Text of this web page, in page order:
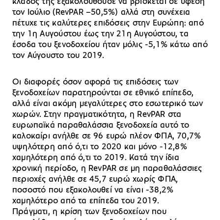
τον Ιούλιο (RevPAR –50,5%) αλλά στη συνέχεια
πέτυχε τις καλύτερες επιδόσεις στην Ευρώπη: από
την 1η Αυγούστου έως την 21η Αυγούστου, τα
έσοδα του ξενοδοχείου ήταν μόλις -5,1% κάτω από
τον Αύγουστο του 2019.
Οι διαφορές όσον αφορά τις επιδόσεις των
ξενοδοχείων παρατηρούνται σε εθνικό επίπεδο,
αλλά είναι ακόμη μεγαλύτερες στο εσωτερικό των
χωρών. Στην πραγματικότητα, η RevPAR στα
ευρωπαϊκά παραθαλάσσια ξενοδοχεία αυτό το
καλοκαίρι ανήλθε σε 96 ευρώ πλέον ΦΠΑ, 70,7%
υψηλότερη από ό,τι το 2020 και μόνο -12,8%
χαμηλότερη από ό,τι το 2019. Κατά την ίδια
χρονική περίοδο, η RevPAR σε μη παραθαλάσσιες
περιοχές ανήλθε σε 45,7 ευρώ χωρίς ΦΠΑ,
ποσοστό που εξακολουθεί να είναι -38,2%
χαμηλότερο από τα επίπεδα του 2019.
Πράγματι, η κρίση των ξενοδοχείων που